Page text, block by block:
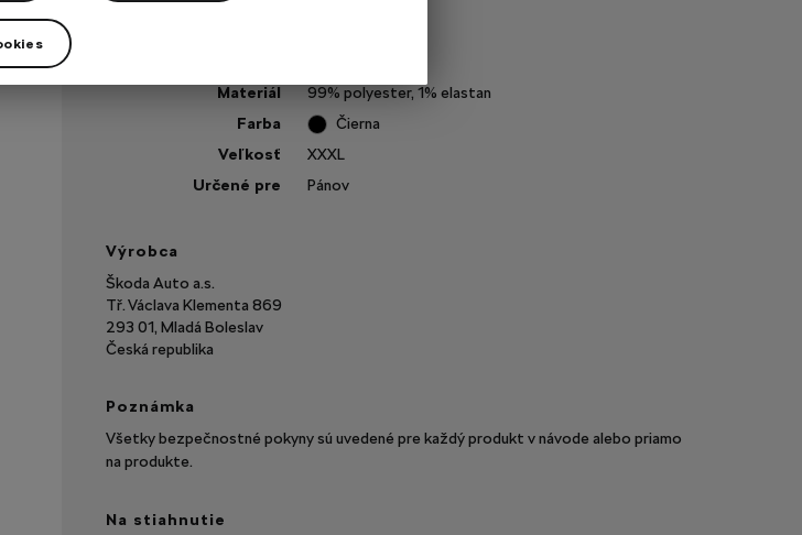
Materiál
99% polyester, 1% elastan
Farba
Čierna
Veľkosť
XXXL
Určené pre
Pánov
Výrobca
Škoda Auto a.s.
Tř. Václava Klementa 869
293 01, Mladá Boleslav
Česká republika
Poznámka
Všetky bezpečnostné pokyny sú uvedené pre každý produkt v návode alebo priamo
na produkte.
Na stiahnutie